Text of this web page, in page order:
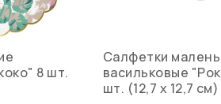
8 шт.
Салфетки
васильковые
шт. (12,7 х 12,7 см)